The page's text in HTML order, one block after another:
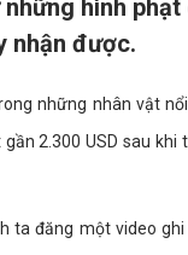
hình
nhận được.
những nhân vật
2.300 USD sau
ta đăng một video